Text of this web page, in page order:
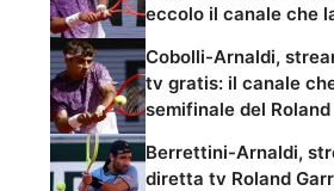
eccolo il canale che
Cobolli-Arnaldi,
tv gratis: il canale
semifinale del
Berrettini-Arnaldi,
diretta tv Roland